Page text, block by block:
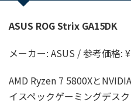
ASUS ROG Strix GA15DK
メーカー: ASUS / 参考価格:
AMD Ryzen 7 5800Xと
イスペックゲーミングデス